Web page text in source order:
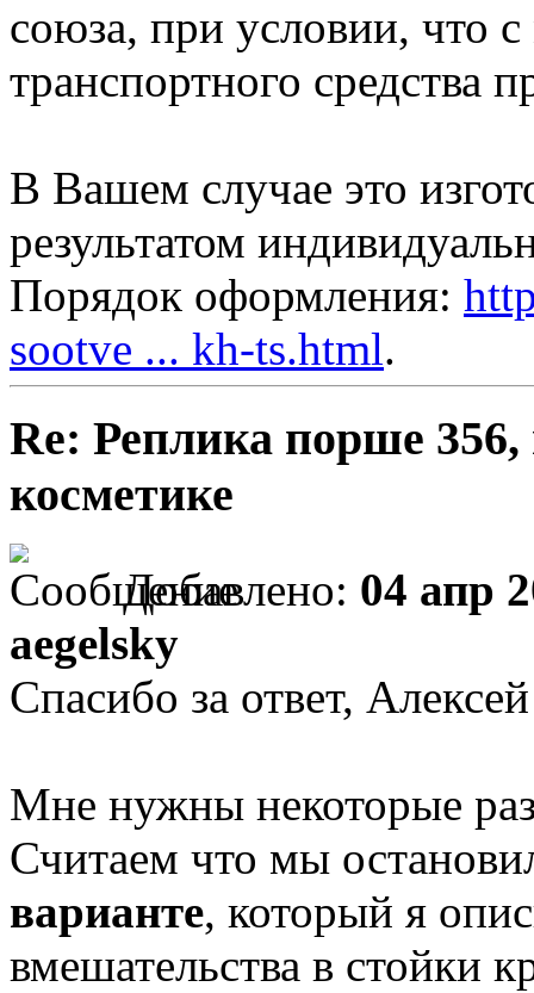
союза, при условии, что
транспортного средства
В Вашем случае это
результатом
Порядок оформления:
sootve ... kh-ts.html.
Re: Реплика порше 356,
косметике
Добавлено: 04 апр
aegelsky
Спасибо за ответ,
Мне нужны некоторые
Считаем что мы
варианте, который я
вмешательства в стойки